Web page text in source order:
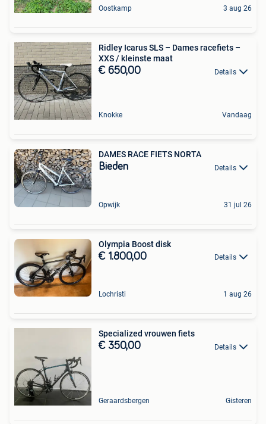
Oostkamp 3 aug 26
Ridley Icarus SLS – Dames racefiets –
XXS / kleinste maat
€ 650,00 Details
Knokke Vandaag
DAMES RACE FIETS NORTA
Bieden Details
Opwijk 31 jul 26
Olympia Boost disk
€ 1.800,00 Details
Lochristi 1 aug 26
Specialized vrouwen fiets
€ 350,00 Details
Geraardsbergen Gisteren